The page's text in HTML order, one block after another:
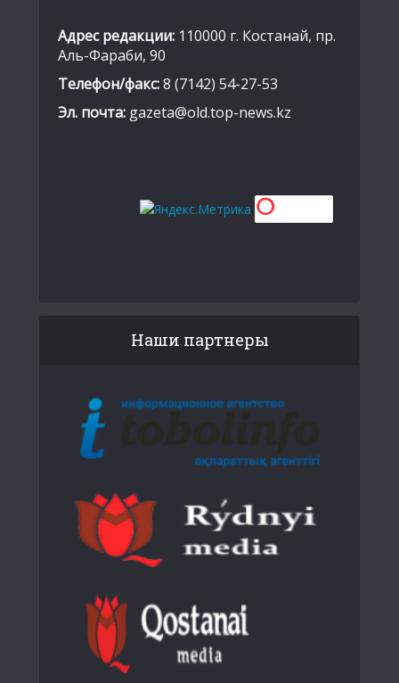
Адрес редакции: 110000 г. Костанай, пр.
Аль-Фараби, 90
Телефон/факс:8 (7142) 54-27-53
Эл. почта: gazeta@old.top-news.kz
Наши партнеры